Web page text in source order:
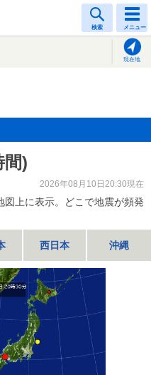
検索 メニュー
現在地
間)
2026年08月10日20:30現在
上に表示。どこで地震が頻発
西日本 沖縄